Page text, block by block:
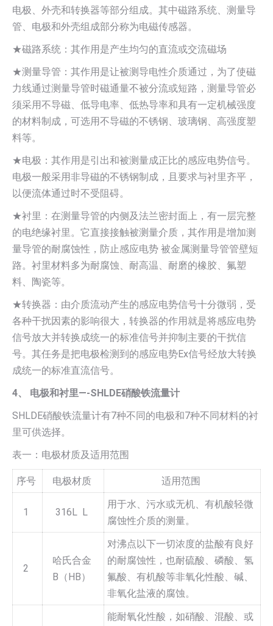
电极、外壳和转换器等部分组成。其中磁路系统、测量导
管、电极和外壳组成部分称为电磁传感器。
★磁路系统：其作用是产生均匀的直流或交流磁场
★测量导管：其作用是让被测导电性介质通过，为了使磁
力线通过测量导管时磁通量不被分流或短路，测量导管必
须采用不导磁、低导电率、低热导率和具有一定机械强度
的材料制成，可选用不导磁的不锈钢、玻璃钢、高强度塑
料等。
★电极：其作用是引出和被测量成正比的感应电势信号。
电极一般采用非导磁的不锈钢制成，且要求与衬里齐平，
以便流体通过时不受阻碍。
★衬里：在测量导管的内侧及法兰密封面上，有一层完整
的电绝缘衬里。它直接接触被测量介质，其作用是增加测
量导管的耐腐蚀性，防止感应电势 被金属测量导管管壁短
路。衬里材料多为耐腐蚀、耐高温、耐磨的橡胶、氟塑
料、陶瓷等。
★转换器：由介质流动产生的感应电势信号十分微弱，受
各种干扰因素的影响很大，转换器的作用就是将感应电势
信号放大并转换成统一的标准信号并抑制主要的干扰信
号。其任务是把电极检测到的感应电势Ex信号经放大转换
成统一的标准直流信号。
4、 电极和衬里—-SHLDE硝酸铁流量计
SHLDE硝酸铁流量计有7种不同的电极和7种不同材料的衬
里可供选择。
表一：电极材质及适用范围
序号 电极材质 适用范围
1 316L L
用于水、污水或无机、有机酸轻微
腐蚀性介质的测量。
2
哈氏合金
B（HB）
对沸点以下一切浓度的盐酸有良好
的耐腐蚀性，也耐硫酸、磷酸、氢
氟酸、有机酸等非氧化性酸、碱、
非氧化盐液的腐蚀。
能耐氧化性酸，如硝酸、混酸、或